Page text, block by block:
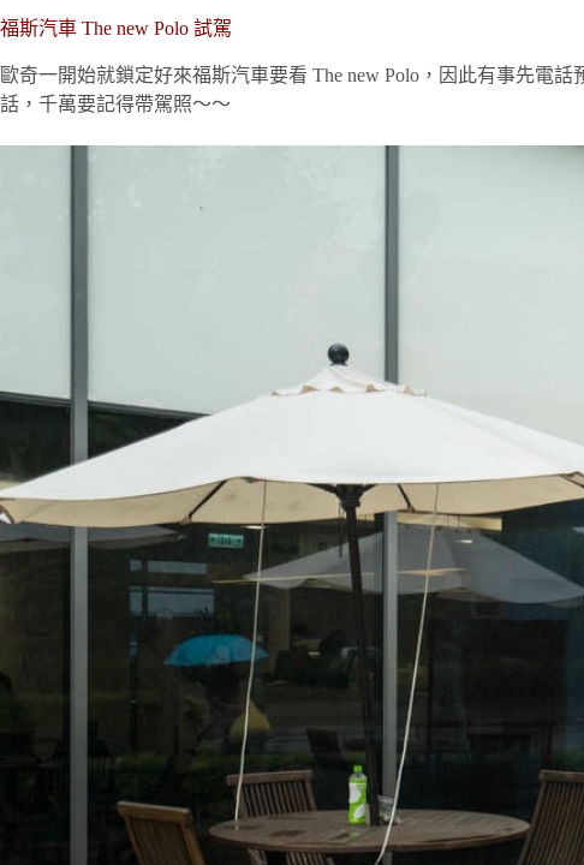
福斯汽車 The new Polo 試駕
歐奇一開始就鎖定好來福斯汽車要看 The new Polo，因此有事先電
話，千萬要記得帶駕照～～